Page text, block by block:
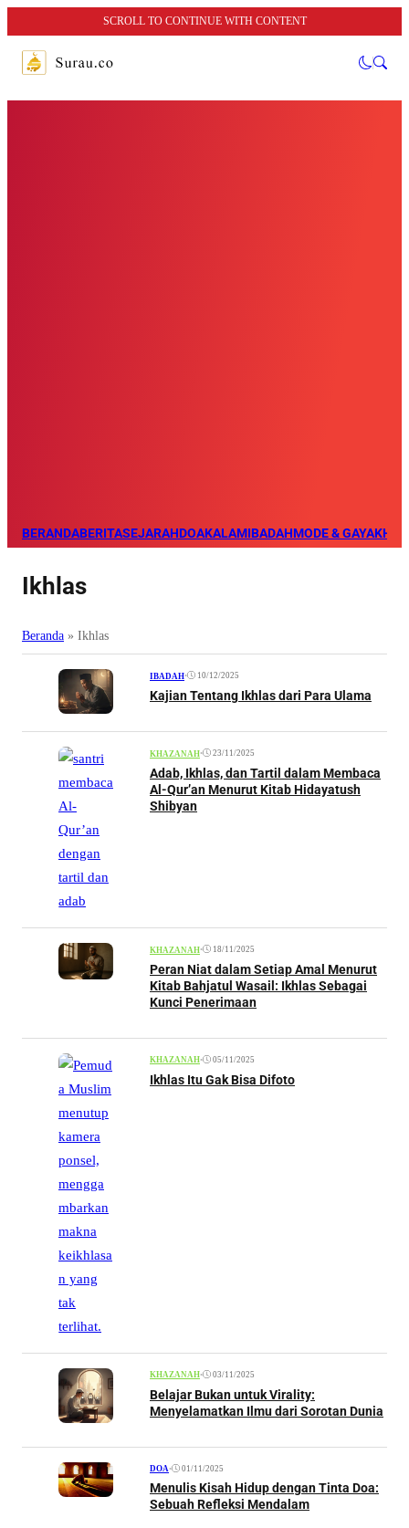
SCROLL TO CONTINUE WITH CONTENT
BERANDABERITASEJARAHDOAKALAMIBADAHMODE & GAYA
Ikhlas
Beranda » Ikhlas
IBADAH• 10/12/2025
Kajian Tentang Ikhlas dari Para Ulama
KHAZANAH• 23/11/2025
Adab, Ikhlas, dan Tartil dalam Membaca
Al-Qur’an Menurut Kitab Hidayatush
Shibyan
KHAZANAH• 18/11/2025
Peran Niat dalam Setiap Amal Menurut
Kitab Bahjatul Wasail: Ikhlas Sebagai
Kunci Penerimaan
KHAZANAH• 05/11/2025
Ikhlas Itu Gak Bisa Difoto
KHAZANAH• 03/11/2025
Belajar Bukan untuk Virality:
Menyelamatkan Ilmu dari Sorotan Dunia
DOA• 01/11/2025
Menulis Kisah Hidup dengan Tinta Doa:
Sebuah Refleksi Mendalam